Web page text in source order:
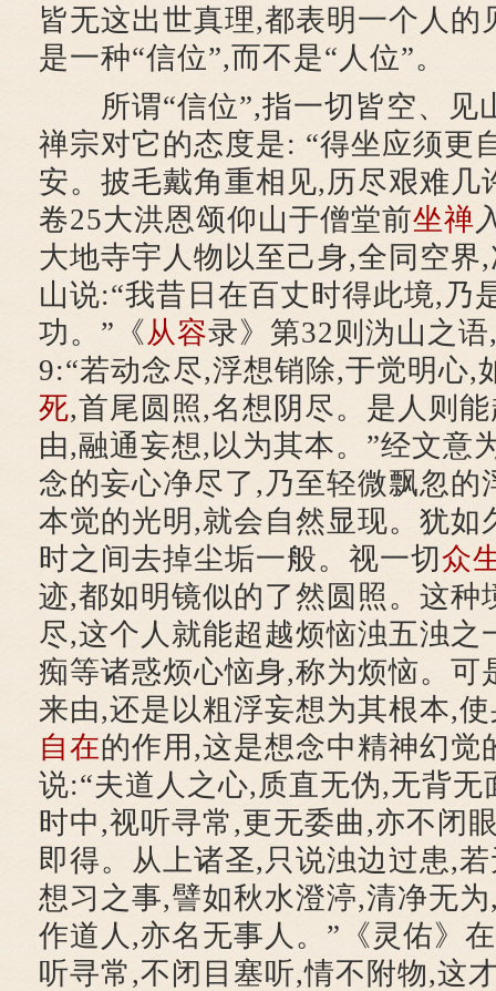
皆无这出世真理,都表明一个人的
是一种“信位”,而不是“人位”。
所谓“信位”,指一切皆空、见
禅宗对它的态度是: “得坐应须更
安。披毛戴角重相见,历尽艰难几
卷25大洪恩颂仰山于僧堂前坐禅
大地寺宇人物以至己身,全同空界
山说:“我昔日在百丈时得此境,乃
功。”《从容录》第32则沩山之
9:“若动念尽,浮想销除,于觉明心,
死,首尾圆照,名想阴尽。是人则
由,融通妄想,以为其本。”经文意
念的妄心净尽了,乃至轻微飘忽的
本觉的光明,就会自然显现。犹如
时之间去掉尘垢一般。视一切众
迹,都如明镜似的了然圆照。这种
尽,这个人就能超越烦恼浊五浊之
痴等诸惑烦心恼身,称为烦恼。可
来由,还是以粗浮妄想为其根本,
自在的作用,这是想念中精神幻觉
说:“夫道人之心,质直无伪,无背
时中,视听寻常,更无委曲,亦不闭
即得。从上诸圣,只说浊边过患,
想习之事,譬如秋水澄渟,清净无
作道人,亦名无事人。”《灵佑》
听寻常,不闭目塞听,情不附物,这